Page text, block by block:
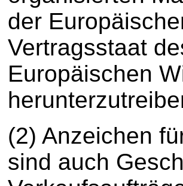
der
Vertragsstaat
Europäischen
(2) Anzeichen
sind auch